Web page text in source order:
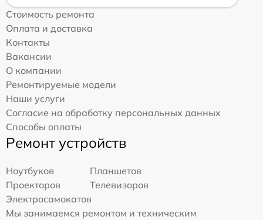
Стоимость ремонта
Оплата и доставка
Контакты
Вакансии
О компании
Ремонтируемые модели
Наши услуги
Согласие на обработку персональных данных
Способы оплаты
Ремонт устройств
Ноутбуков
Планшетов
Проекторов
Телевизоров
Электросамокатов
Мы занимаемся ремонтом и техническим